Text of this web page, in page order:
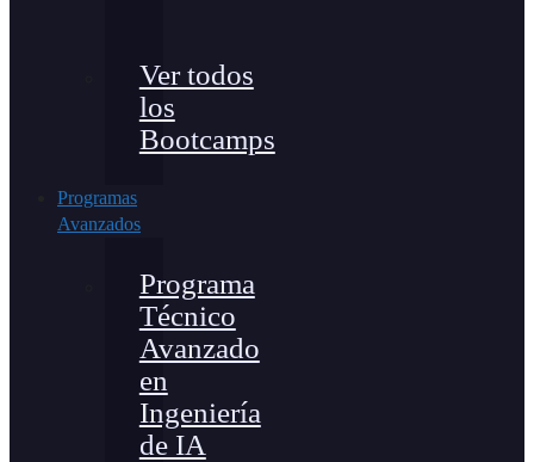
Ver todos
los
Bootcamps
Programas
Avanzados
Programa
Técnico
Avanzado
en
Ingeniería
de IA